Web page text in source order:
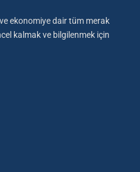
ekonomiye dair tüm merak
kalmak ve bilgilenmek için